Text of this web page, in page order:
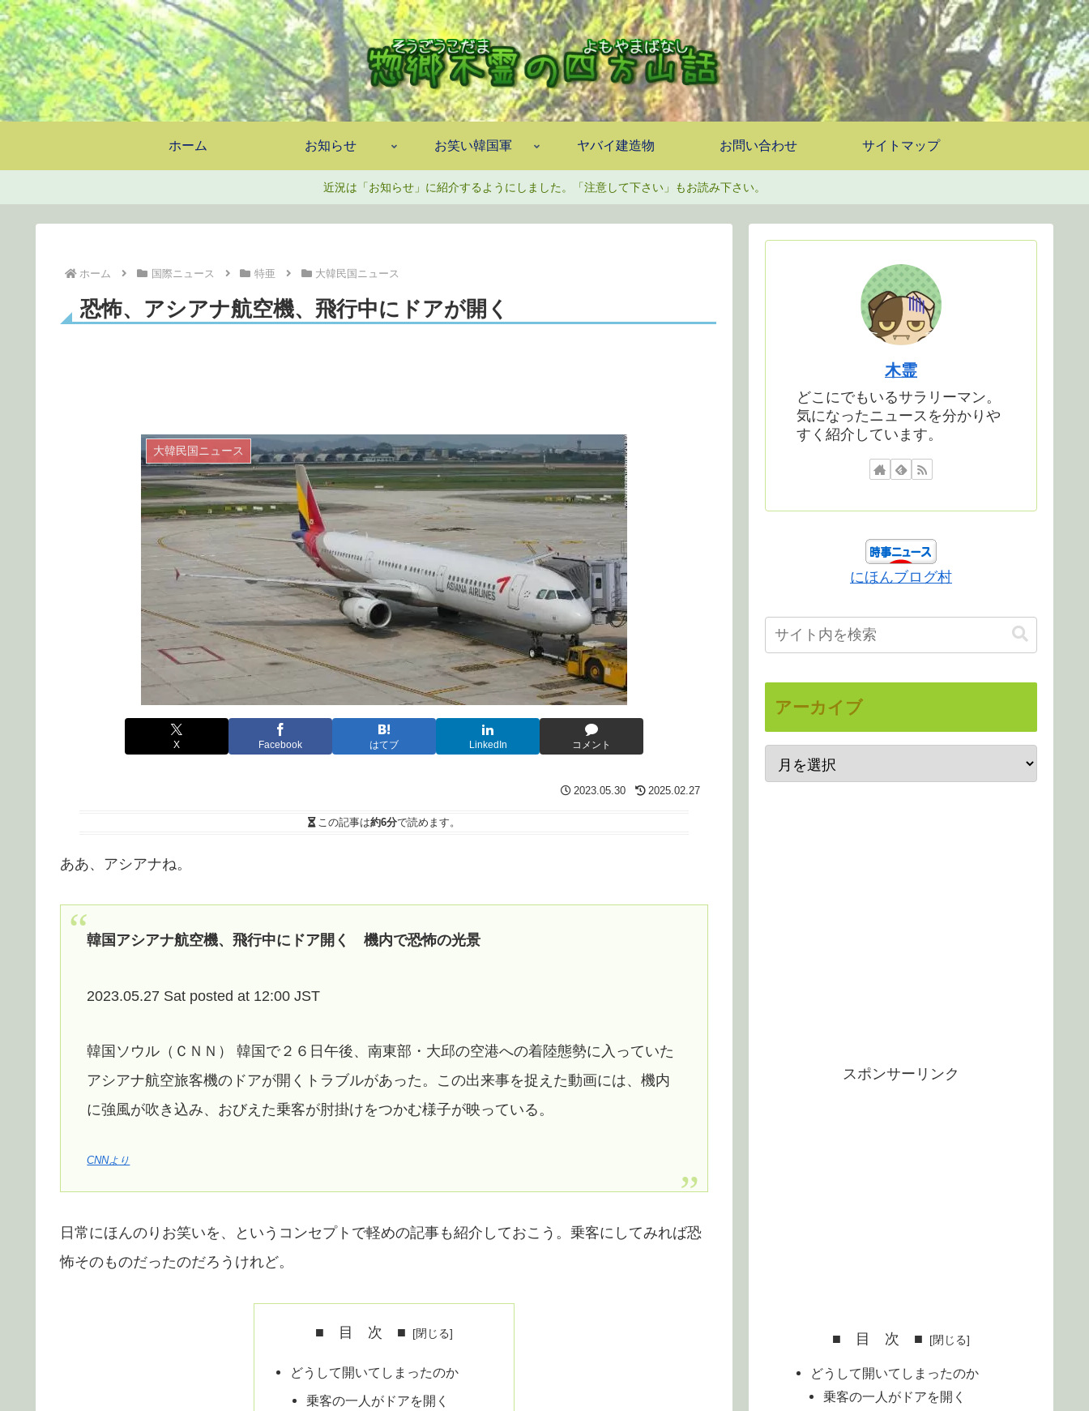
ホーム お知らせ お笑い韓国軍 ヤバイ建造物 お問い合わせ サイトマップ
近況は「お知らせ」に紹介するようにしました。「注意して下さい」もお読み下さい。
ホーム 国際ニュース 特亜 大韓民国ニュース
恐怖、アシアナ航空機、飛行中にドアが開く
大韓民国ニュース
X Facebook はてブ LinkedIn コメント
2023.05.30 2025.02.27
この記事は約6分で読めます。
ああ、アシアナね。
韓国アシアナ航空機、飛行中にドア開く 機内で恐怖の光景
2023.05.27 Sat posted at 12:00 JST
韓国ソウル（ＣＮＮ） 韓国で２６日午後、南東部・大邱の空港への着陸態勢に入っていた
アシアナ航空旅客機のドアが開くトラブルがあった。この出来事を捉えた動画には、機内
に強風が吹き込み、おびえた乗客が肘掛けをつかむ様子が映っている。
CNNより
日常にほんのりお笑いを、というコンセプトで軽めの記事も紹介しておこう。乗客にしてみれば恐
怖そのものだったのだろうけれど。
■ 目 次 ■
どうして開いてしまったのか
乗客の一人がドアを開く
木霊
どこにでもいるサラリーマン。
気になったニュースを分かりや
すく紹介しています。
にほんブログ村
アーカイブ
スポンサーリンク
■ 目 次 ■
どうして開いてしまったのか
乗客の一人がドアを開く